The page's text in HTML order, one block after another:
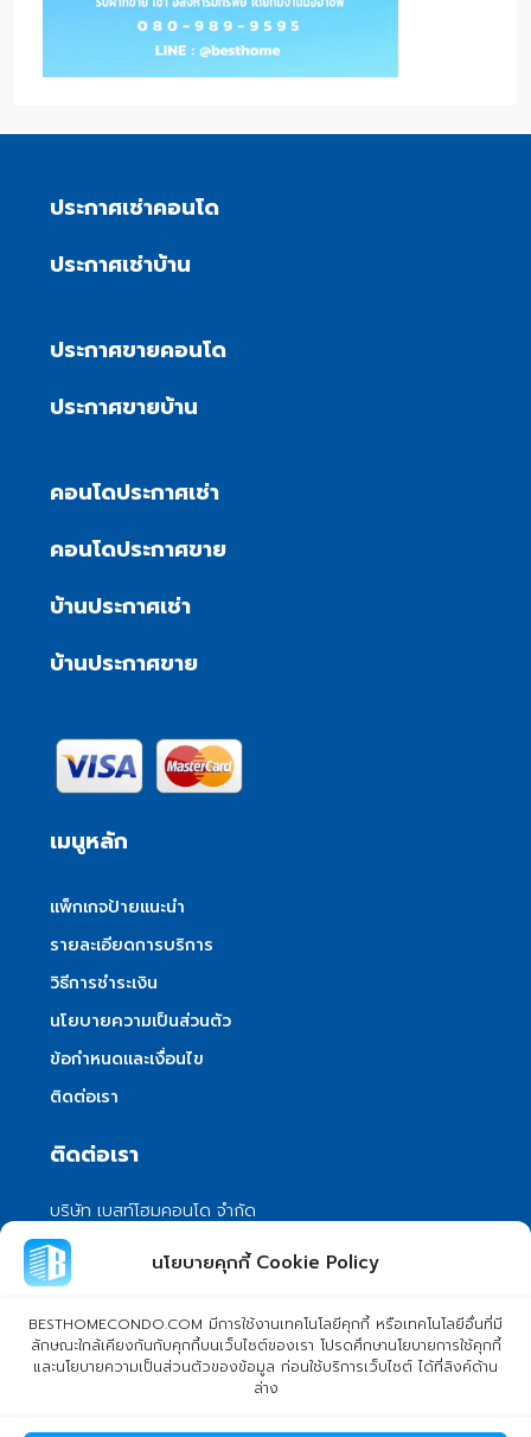
นโยบายคุกกี้ Cookie Policy
BESTHOMECONDO.COM มีการใช้งานเทคโนโลยีคุกกี้ หรือเทคโนโลยีอื่นที่มี
ลักษณะใกล้เคียงกันกับคุกกี้บนเว็บไซต์ของเรา โปรดศึกษานโยบายการใช้คุกกี้
และนโยบายความเป็นส่วนตัวของข้อมูล ก่อนใช้บริการเว็บไซต์ ได้ที่ลิงค์ด้าน
ล่าง
ประกาศเช่าคอนโด
ประกาศเช่าบ้าน
ประกาศขายคอนโด
ประกาศขายบ้าน
คอนโดประกาศเช่า
คอนโดประกาศขาย
บ้านประกาศเช่า
บ้านประกาศขาย
เมนูหลัก
แพ็กเกจป้ายแนะนำ
รายละเอียดการบริการ
วิธีการชำระเงิน
นโยบายความเป็นส่วนตัว
ข้อกำหนดและเงื่อนไข
ติดต่อเรา
ติดต่อเรา
บริษัท เบสท์โฮมคอนโด จำกัด
101/399 หมู่ 7 แขวงลําผักชี เขตหนองจอก
กรุงเทพมหานคร 10530
info@besthomecondo.com